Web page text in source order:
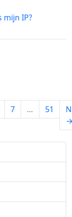
mijn IP?
7 … 51